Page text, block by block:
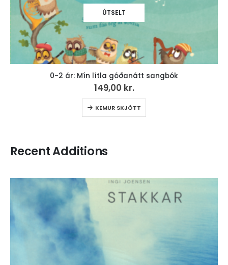
ÚTSELT
0-2 ár: Mín lítla góðanátt sangbók
149,00 kr.
KEMUR SKJÓTT
Recent Additions